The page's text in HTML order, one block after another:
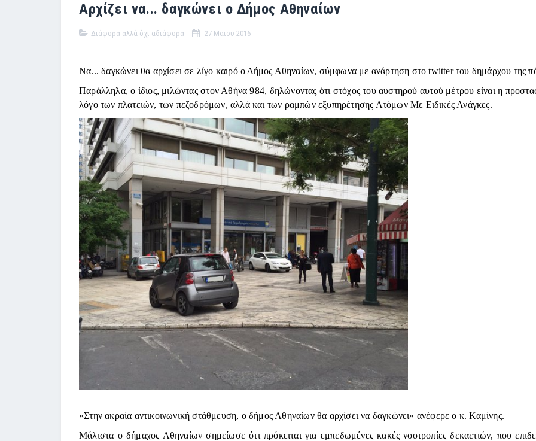
Αρχίζει να... δαγκώνει ο Δήμος Αθηναίων
Διάφορα αλλά όχι αδιάφορα 27 Μαϊου 2016
Να... δαγκώνει θα αρχίσει σε λίγο καιρό ο Δήμος Αθηναίων, σύμφωνα με ανάρτηση στο twitter του δημάρχου της
Παράλληλα, ο ίδιος, μιλώντας στον Αθήνα 984, δηλώνοντας ότι στόχος του αυστηρού αυτού μέτρου είναι η
λόγο των πλατειών, των πεζοδρόμων, αλλά και των ραμπών εξυπηρέτησης Ατόμων Με Ειδικές Ανάγκες.
«Στην ακραία αντικοινωνική στάθμευση, ο δήμος Αθηναίων θα αρχίσει να δαγκώνει» ανέφερε ο κ. Καμίνης.
Μάλιστα ο δήμαχος Αθηναίων σημείωσε ότι πρόκειται για εμπεδωμένες κακές νοοτροπίες δεκαετιών, που